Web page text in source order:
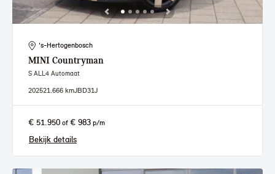
's-Hertogenbosch
MINI Countryman
S ALL4 Automaat
202521.666 kmJBD31J
€ 51.950 of € 983 p/m
Bekijk details